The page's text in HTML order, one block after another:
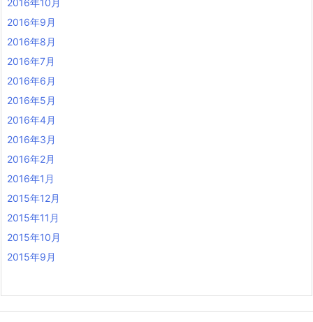
2016年10月
2016年9月
2016年8月
2016年7月
2016年6月
2016年5月
2016年4月
2016年3月
2016年2月
2016年1月
2015年12月
2015年11月
2015年10月
2015年9月